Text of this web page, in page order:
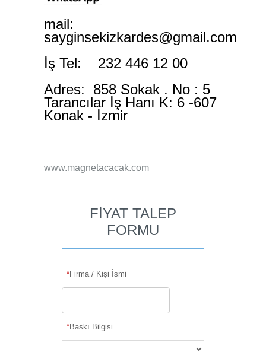
mail:
sayginsekizkardes@gmail.com
İş Tel: 232 446 12 00
Adres: 858 Sokak . No : 5
Tarancılar İş Hanı K: 6 -607
Konak - İzmir
www.magnetacacak.com
FİYAT TALEP
FORMU
*Firma / Kişi İsmi
*Baskı Bilgisi